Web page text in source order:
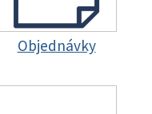
Objednávky